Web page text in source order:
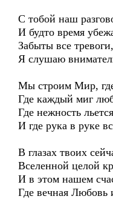
С тобой наш
И будто время
Забыты все
Я слушаю
Мы строим Мир,
Где каждый миг
Где нежность
И где рука в руке
В глазах твоих
Вселенной целой
И в этом нашем
Где вечная Любовь